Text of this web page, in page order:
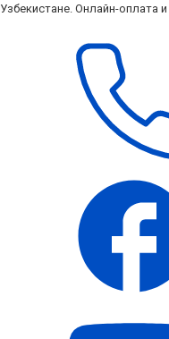
Узбекистане. Онлайн-оплата